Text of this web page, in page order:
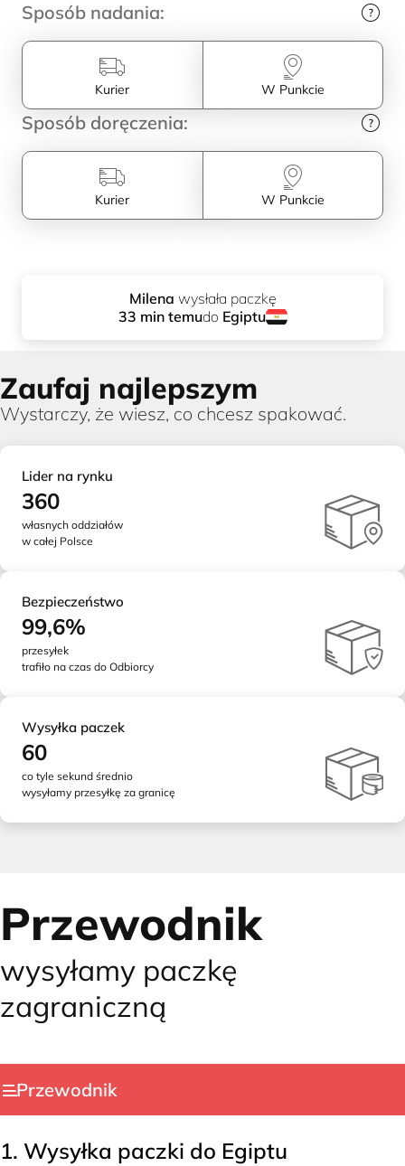
Sposób nadania:
Kurier W Punkcie
Sposób doręczenia:
Kurier W Punkcie
Milena wysłała paczkę
33 min temudo Egiptu
Zaufaj najlepszym
Wystarczy, że wiesz, co chcesz spakować.
Lider na rynku
360
własnych oddziałów
w całej Polsce
Bezpieczeństwo
99,6%
przesyłek
trafiło na czas do Odbiorcy
Wysyłka paczek
60
co tyle sekund średnio
wysyłamy przesyłkę za granicę
Przewodnik
wysyłamy paczkę
zagraniczną
Przewodnik
1. Wysyłka paczki do Egiptu